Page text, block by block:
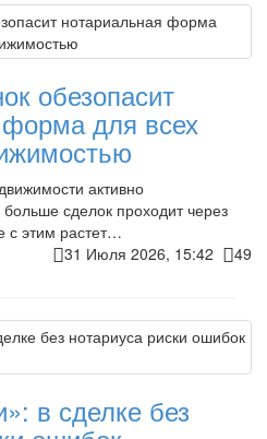
обезопасит
для всех
активно
сделок проходит через
с этим растет…
31 Июля 2026, 15:42
49
в сделке без